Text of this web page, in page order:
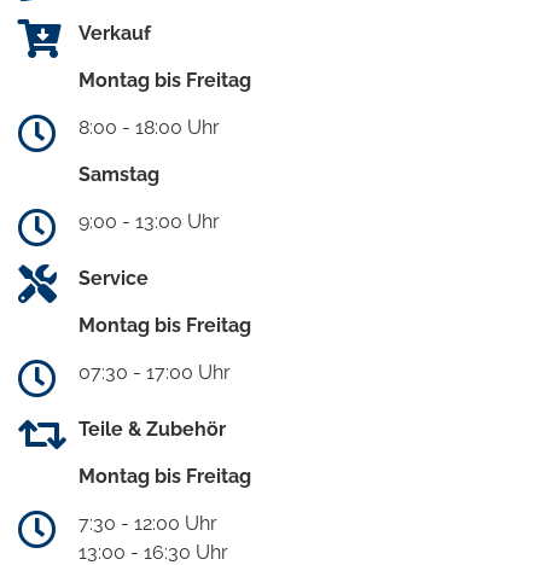
Verkauf
Montag bis Freitag
8:00 - 18:00 Uhr
Samstag
9:00 - 13:00 Uhr
Service
Montag bis Freitag
07:30 - 17:00 Uhr
Teile & Zubehör
Montag bis Freitag
7:30 - 12:00 Uhr
13:00 - 16:30 Uhr